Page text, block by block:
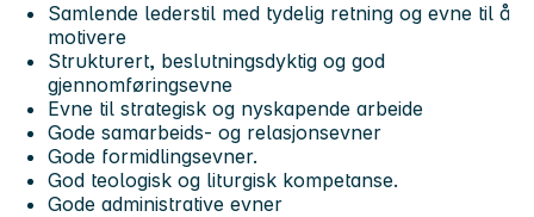
Samlende lederstil med tydelig retning og evne til å
motivere
Strukturert, beslutningsdyktig og god
gjennomføringsevne
Evne til strategisk og nyskapende arbeide
Gode samarbeids- og relasjonsevner
Gode formidlingsevner.
God teologisk og liturgisk kompetanse.
Gode administrative evner